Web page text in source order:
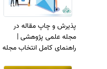
پذیرش و چاپ مقاله در
مجله علمی پژوهشی |
راهنمای کامل انتخاب مجله